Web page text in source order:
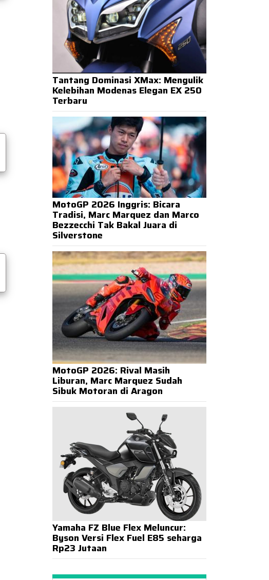
Tantang Dominasi XMax: Mengulik
Kelebihan Modenas Elegan EX 250
Terbaru
MotoGP 2026 Inggris: Bicara
Tradisi, Marc Marquez dan Marco
Bezzecchi Tak Bakal Juara di
Silverstone
MotoGP 2026: Rival Masih
Liburan, Marc Marquez Sudah
Sibuk Motoran di Aragon
Yamaha FZ Blue Flex Meluncur:
Byson Versi Flex Fuel E85 seharga
Rp23 Jutaan